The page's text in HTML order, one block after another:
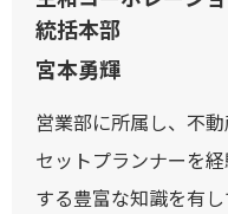
統括本部
宮本勇輝
営業部に所属し、不
セットプランナーを
する豊富な知識を有し